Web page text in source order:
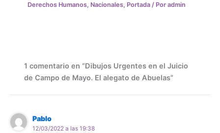
Derechos Humanos, Nacionales, Portada / Poradmin
1 comentario en “Dibujos Urgentes en el Juicio
de Campo de Mayo. El alegato de Abuelas”
Pablo
12/03/2022 a las 19:38